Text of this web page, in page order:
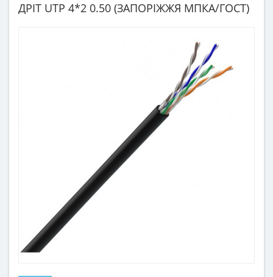
ДРІТ UTP 4*2 0.50 (ЗАПОРІЖЖЯ МПКА/ГОСТ)